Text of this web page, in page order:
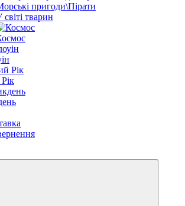
пригоди\Пірати
світі тварин